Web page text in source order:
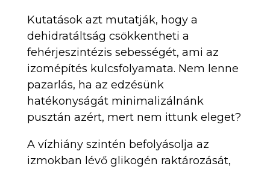
Kutatások azt mutatják, hogy a
dehidratáltság csökkentheti a
fehérjeszintézis sebességét, ami az
izomépítés kulcsfolyamata. Nem lenne
pazarlás, ha az edzésünk
hatékonyságát minimalizálnánk
pusztán azért, mert nem ittunk eleget?
A vízhiány szintén befolyásolja az
izmokban lévő glikogén raktározását,